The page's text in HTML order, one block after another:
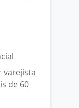
varejista
de 60